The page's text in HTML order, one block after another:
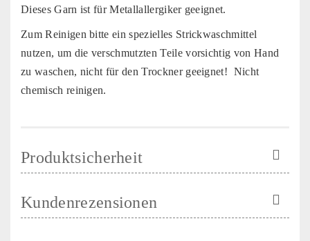
Dieses Garn ist für Metallallergiker geeignet.
Zum Reinigen bitte ein spezielles Strickwaschmittel
nutzen, um die verschmutzten Teile vorsichtig von Hand
zu waschen, nicht für den Trockner geeignet! Nicht
chemisch reinigen.
Produktsicherheit
Kundenrezensionen